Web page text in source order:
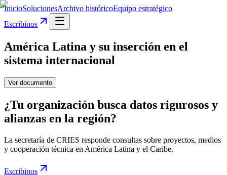
InicioSolucionesArchivo históricoEquipo estratégico
Escribinos
América Latina y su inserción en el
sistema internacional
Ver documento
¿Tu organización busca datos rigurosos y
alianzas en la región?
La secretaría de CRIES responde consultas sobre proyectos, medios
y cooperación técnica en América Latina y el Caribe.
Escribinos